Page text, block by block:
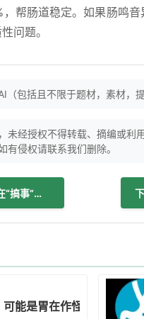
帮肠道稳定。如果肠鸣
问题。
（包括且不限于题材，素材，
经授权不得转载、摘编或利
侵权请联系我们删除。
上一篇：胃里辣辣像烧心？3类原因在“搞事”，科学应对护胃健康
能是胃在作怪？